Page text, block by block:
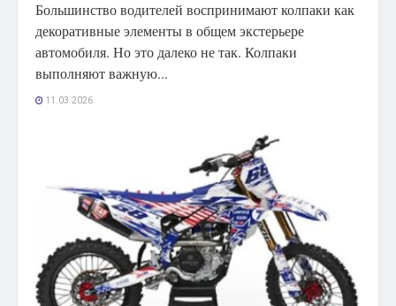
Большинство водителей воспринимают колпаки как
декоративные элементы в общем экстерьере
автомобиля. Но это далеко не так. Колпаки
выполняют важную...
11.03.2026